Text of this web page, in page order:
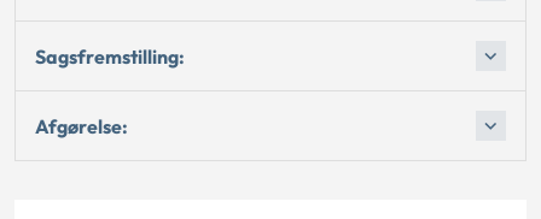
Sagsfremstilling:
Afgørelse: